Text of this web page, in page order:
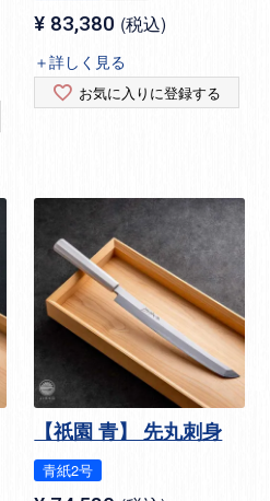
¥ 83,380 税込
＋詳しく見る
お気に入りに登録する
【祇園 青】 先丸刺身
青紙2号